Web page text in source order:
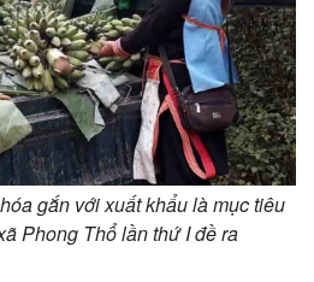
gắn với xuất khẩu là mục tiêu
Phong Thổ lần thứ I đề ra